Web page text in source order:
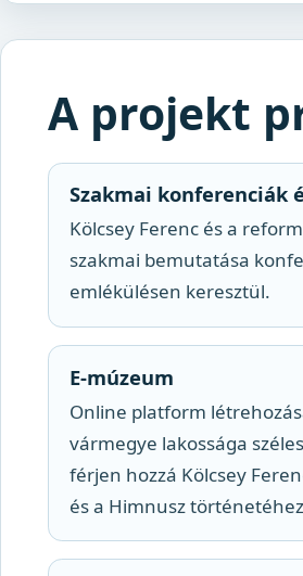
A projekt
Szakmai konferenciák
Kölcsey Ferenc és a
szakmai bemutatása
emlékülésen keresztül.
E-múzeum
Online platform
vármegye lakossága
férjen hozzá Kölcsey
és a Himnusz